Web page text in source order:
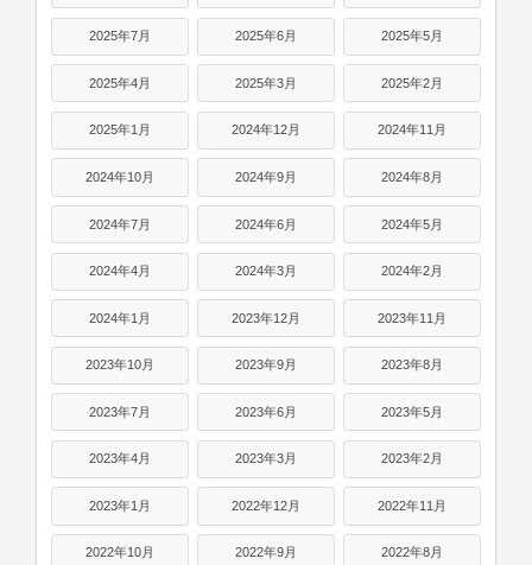
2025年7月 2025年6月 2025年5月
2025年4月 2025年3月 2025年2月
2025年1月 2024年12月 2024年11月
2024年10月 2024年9月 2024年8月
2024年7月 2024年6月 2024年5月
2024年4月 2024年3月 2024年2月
2024年1月 2023年12月 2023年11月
2023年10月 2023年9月 2023年8月
2023年7月 2023年6月 2023年5月
2023年4月 2023年3月 2023年2月
2023年1月 2022年12月 2022年11月
2022年10月 2022年9月 2022年8月